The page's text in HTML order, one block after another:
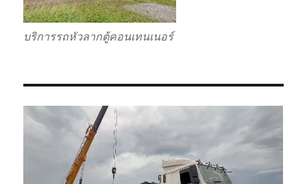
บริการรถหัวลากตู้คอนเทนเนอร์